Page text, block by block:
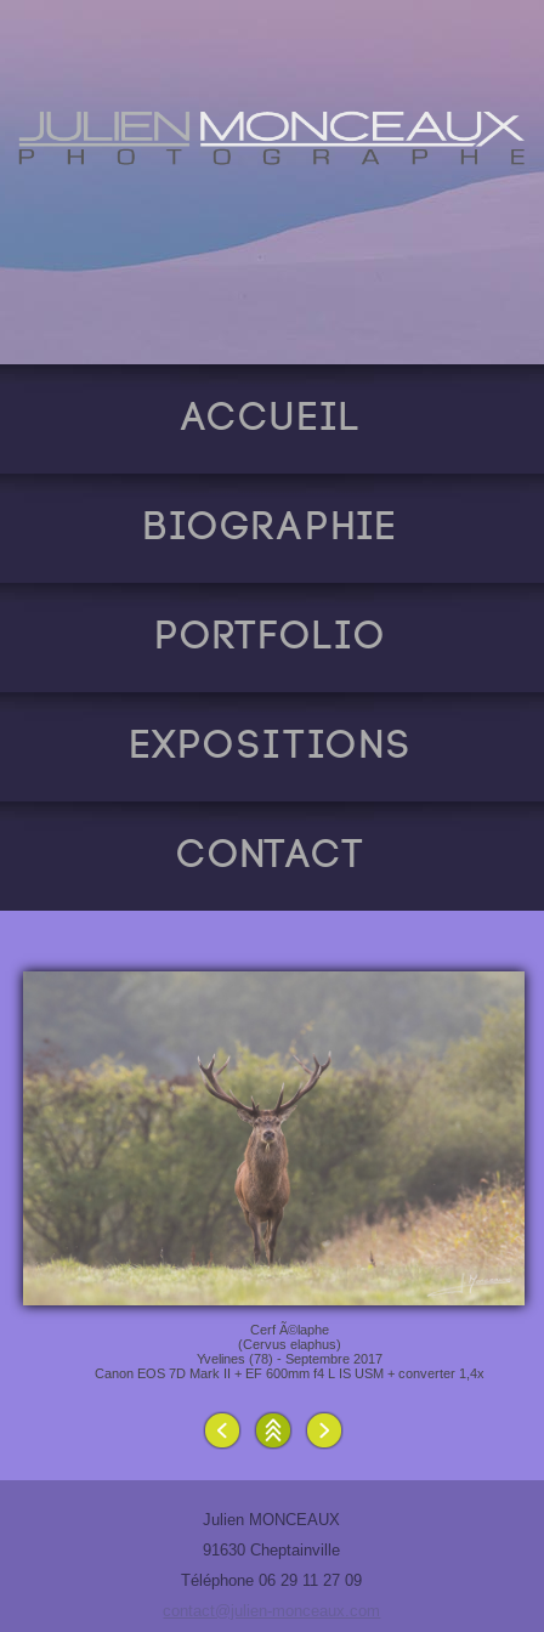
Accueil
Biographie
Portfolio
Expositions
Contact
Cerf Ã©laphe
(Cervus elaphus)
Yvelines (78) - Septembre 2017
Canon EOS 7D Mark II + EF 600mm f4 L IS USM + converter 1,4x
Julien MONCEAUX
91630 Cheptainville
Téléphone 06 29 11 27 09
contact@julien-monceaux.com